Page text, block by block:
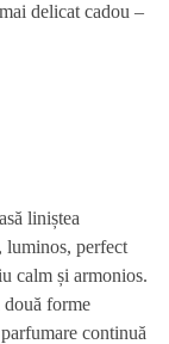
delicat cadou –
liniștea
perfect
calm și armonios.
două forme
continuă